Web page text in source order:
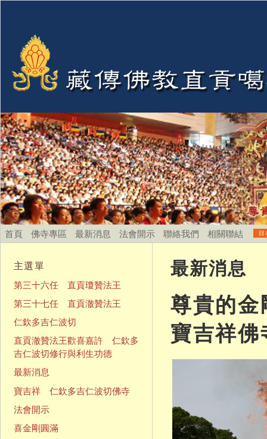
首頁 佛寺專區 最新消息 法會開示 聯絡我們 相關聯結
最新消息
尊貴的
寶吉祥
主選單
第三十六任 直貢瓊贊法王
第三十七任 直貢澈贊法王
仁欽多吉仁波切
直貢澈贊法王歡喜嘉許 仁欽多
吉仁波切修行與利生功德
最新消息
寶吉祥 仁欽多吉仁波切佛寺
法會開示
喜金剛圓滿